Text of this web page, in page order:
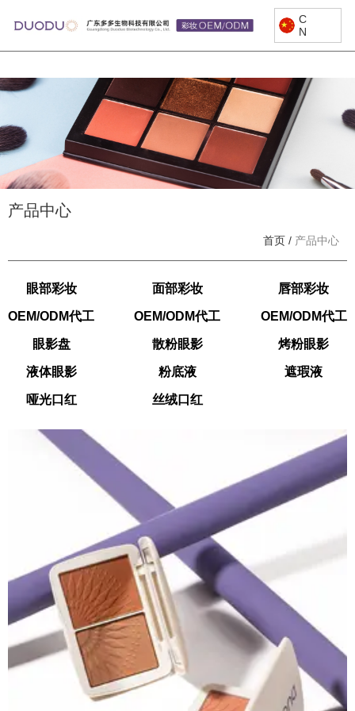
C
N
产品中心
首页 / 产品中心
眼部彩妆
OEM/ODM代工
面部彩妆
OEM/ODM代工
唇部彩妆
OEM/ODM代工
眼影盘 散粉眼影 烤粉眼影
液体眼影 粉底液 遮瑕液
哑光口红 丝绒口红